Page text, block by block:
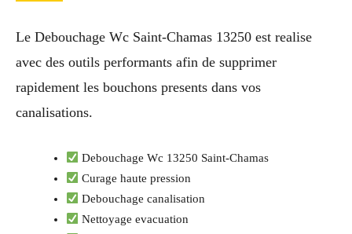
Le Debouchage Wc Saint-Chamas 13250 est realise
avec des outils performants afin de supprimer
rapidement les bouchons presents dans vos
canalisations.
Debouchage Wc 13250 Saint-Chamas
Curage haute pression
Debouchage canalisation
Nettoyage evacuation